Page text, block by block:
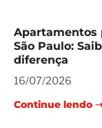
Apartamentos
São Paulo:
diferença
16/07/2026
Continue lendo